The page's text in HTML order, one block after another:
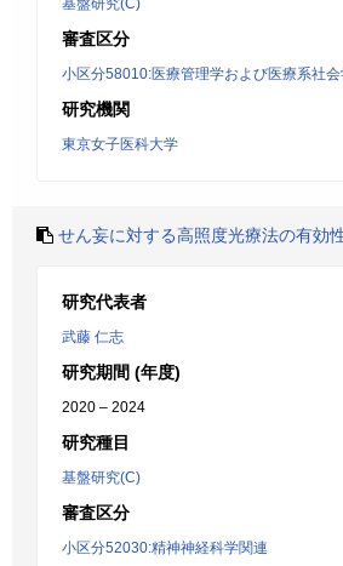
基盤研究(C)
審査区分
小区分58010:医療管理学および医療系社会
研究機関
東京女子医科大学
せん妄に対する高照度光療法の有効
研究代表者
武藤 仁志
研究期間 (年度)
2020 – 2024
研究種目
基盤研究(C)
審査区分
小区分52030:精神神経科学関連